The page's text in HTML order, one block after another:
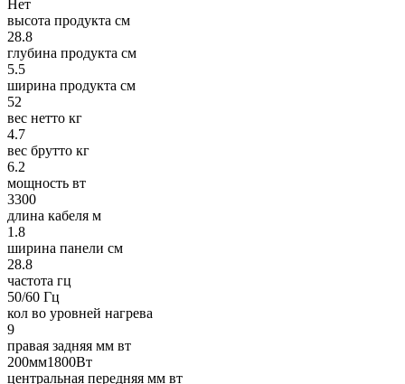
Нет
высота продукта см
28.8
глубина продукта см
5.5
ширина продукта см
52
вес нетто кг
4.7
вес брутто кг
6.2
мощность вт
3300
длина кабеля м
1.8
ширина панели см
28.8
частота гц
50/60 Гц
кол во уровней нагрева
9
правая задняя мм вт
200мм1800Вт
центральная передняя мм вт